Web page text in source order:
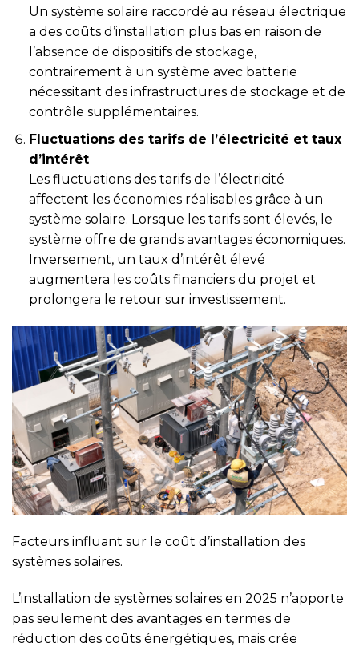
Un système solaire raccordé au réseau électrique
a des coûts d’installation plus bas en raison de
l’absence de dispositifs de stockage,
contrairement à un système avec batterie
nécessitant des infrastructures de stockage et de
contrôle supplémentaires.
Fluctuations des tarifs de l’électricité et taux
d’intérêt
Les fluctuations des tarifs de l’électricité
affectent les économies réalisables grâce à un
système solaire. Lorsque les tarifs sont élevés, le
système offre de grands avantages économiques.
Inversement, un taux d’intérêt élevé
augmentera les coûts financiers du projet et
prolongera le retour sur investissement.
Facteurs influant sur le coût d’installation des
systèmes solaires.
L’installation de systèmes solaires en 2025 n’apporte
pas seulement des avantages en termes de
réduction des coûts énergétiques, mais crée